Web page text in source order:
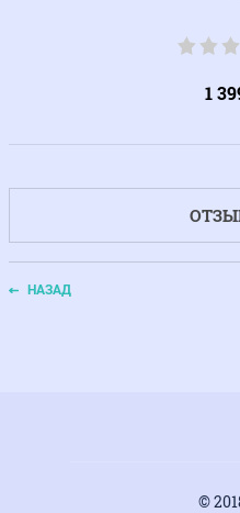
1
НАЗАД
©